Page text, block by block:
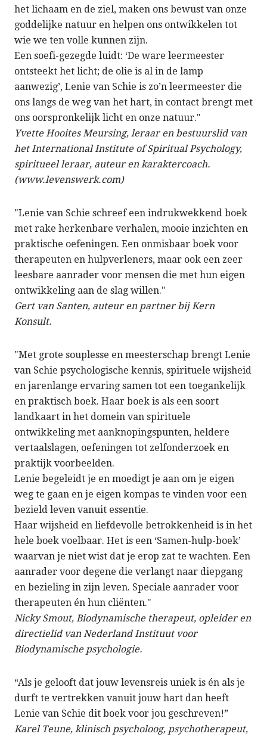
het lichaam en de ziel, maken ons bewust van onze
goddelijke natuur en helpen ons ontwikkelen tot
wie we ten volle kunnen zijn.
Een soefi-gezegde luidt: ‘De ware leermeester
ontsteekt het licht; de olie is al in de lamp
aanwezig’, Lenie van Schie is zo’n leermeester die
ons langs de weg van het hart, in contact brengt met
ons oorspronkelijk licht en onze natuur."
Yvette Hooites Meursing, leraar en bestuurslid van
het International Institute of Spiritual Psychology,
spiritueel leraar, auteur en karaktercoach.
(www.levenswerk.com)
"Lenie van Schie schreef een indrukwekkend boek
met rake herkenbare verhalen, mooie inzichten en
praktische oefeningen. Een onmisbaar boek voor
therapeuten en hulpverleners, maar ook een zeer
leesbare aanrader voor mensen die met hun eigen
ontwikkeling aan de slag willen."
Gert van Santen, auteur en partner bij Kern
Konsult.
"Met grote souplesse en meesterschap brengt Lenie
van Schie psychologische kennis, spirituele wijsheid
en jarenlange ervaring samen tot een toegankelijk
en praktisch boek. Haar boek is als een soort
landkaart in het domein van spirituele
ontwikkeling met aanknopingspunten, heldere
vertaalslagen, oefeningen tot zelfonderzoek en
praktijk voorbeelden.
Lenie begeleidt je en moedigt je aan om je eigen
weg te gaan en je eigen kompas te vinden voor een
bezield leven vanuit essentie.
Haar wijsheid en liefdevolle betrokkenheid is in het
hele boek voelbaar. Het is een ‘Samen-hulp-boek’
waarvan je niet wist dat je erop zat te wachten. Een
aanrader voor degene die verlangt naar diepgang
en bezieling in zijn leven. Speciale aanrader voor
therapeuten én hun cliënten."
Nicky Smout, Biodynamische therapeut, opleider en
directielid van Nederland Instituut voor
Biodynamische psychologie.
“Als je gelooft dat jouw levensreis uniek is én als je
durft te vertrekken vanuit jouw hart dan heeft
Lenie van Schie dit boek voor jou geschreven!”
Karel Teune, klinisch psycholoog, psychotherapeut,